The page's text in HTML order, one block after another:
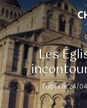
Les
Publié le 24/